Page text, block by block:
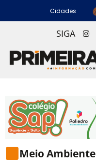
Cidades
SIGA
Meio Ambiente